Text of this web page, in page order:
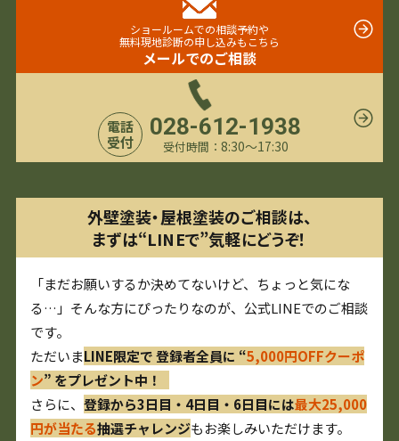
ショールームでの相談予約や
無料現地診断の申し込みもこちら
メールでのご相談
電話
受付
028-612-1938
受付時間： 8:30〜17:30
外壁塗装・屋根塗装のご相談は、
まずは“LINEで”気軽にどうぞ！
「まだお願いするか決めてないけど、ちょっと気にな
る…」そんな方にぴったりなのが、公式LINEでのご相談
です。
ただいまLINE限定で 登録者全員に “5,000円OFFクーポ
ン” をプレゼント中！
さらに、登録から3日目・4日目・6日目には最大25,000
円が当たる抽選チャレンジもお楽しみいただけます。